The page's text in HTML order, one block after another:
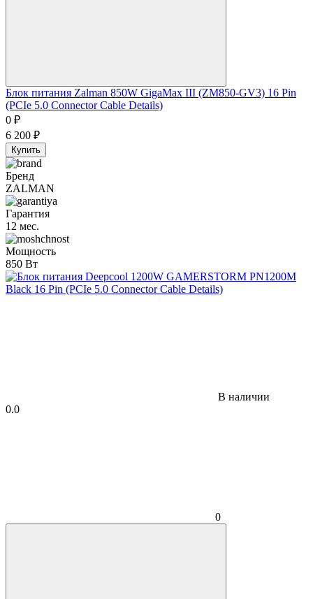
Блок питания Zalman 850W GigaMax III (ZM850-GV3) 16 Pin
(PCIe 5.0 Connector Cable Details)
0 ₽
6 200 ₽
Купить
Бренд
ZALMAN
Гарантия
12 мес.
Мощность
850 Вт
В наличии
0.0
0